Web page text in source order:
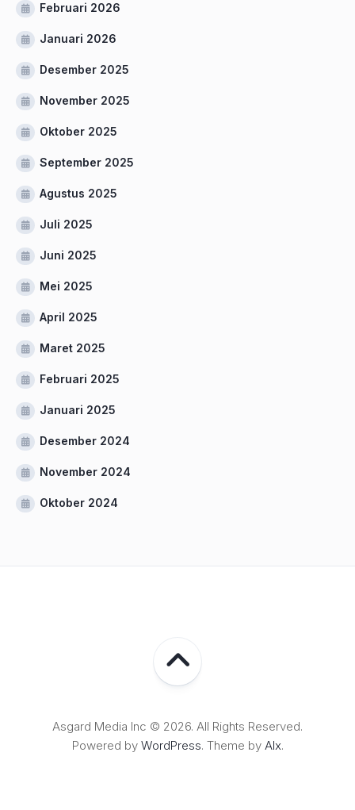
Februari 2026
Januari 2026
Desember 2025
November 2025
Oktober 2025
September 2025
Agustus 2025
Juli 2025
Juni 2025
Mei 2025
April 2025
Maret 2025
Februari 2025
Januari 2025
Desember 2024
November 2024
Oktober 2024
Asgard Media Inc © 2026. All Rights Reserved.
Powered by WordPress. Theme by Alx.